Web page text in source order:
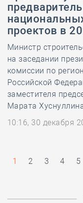
проектов в
Министр
на заседании
комиссии по
Российской
заместителя
Марата
10:16, 30 декабря
1 2 3 4 5